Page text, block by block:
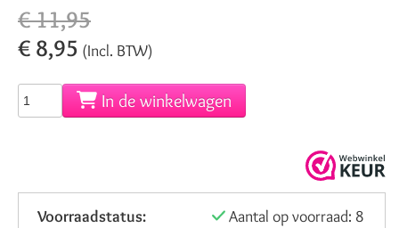
€ 11,95
€ 8,95 (Incl. BTW)
In de winkelwagen
Voorraadstatus:
Aantal op voorraad: 8